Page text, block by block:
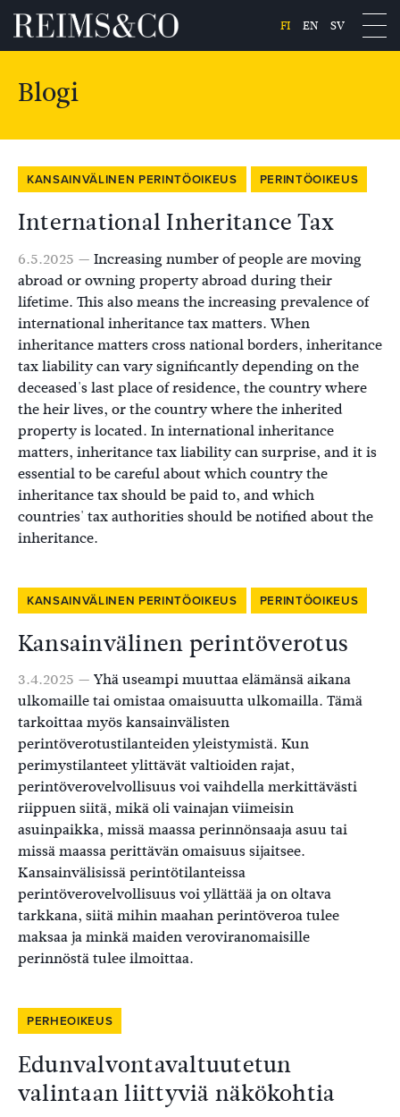
FI EN SV
Blogi
KANSAINVÄLINEN PERINTÖOIKEUS PERINTÖOIKEUS
International Inheritance Tax
6.5.2025 — Increasing number of people are moving
abroad or owning property abroad during their
lifetime. This also means the increasing prevalence of
international inheritance tax matters. When
inheritance matters cross national borders, inheritance
tax liability can vary significantly depending on the
deceased's last place of residence, the country where
the heir lives, or the country where the inherited
property is located. In international inheritance
matters, inheritance tax liability can surprise, and it is
essential to be careful about which country the
inheritance tax should be paid to, and which
countries' tax authorities should be notified about the
inheritance.
KANSAINVÄLINEN PERINTÖOIKEUS PERINTÖOIKEUS
Kansainvälinen perintöverotus
3.4.2025 — Yhä useampi muuttaa elämänsä aikana
ulkomaille tai omistaa omaisuutta ulkomailla. Tämä
tarkoittaa myös kansainvälisten
perintöverotustilanteiden yleistymistä. Kun
perimystilanteet ylittävät valtioiden rajat,
perintöverovelvollisuus voi vaihdella merkittävästi
riippuen siitä, mikä oli vainajan viimeisin
asuinpaikka, missä maassa perinnönsaaja asuu tai
missä maassa perittävän omaisuus sijaitsee.
Kansainvälisissä perintötilanteissa
perintöverovelvollisuus voi yllättää ja on oltava
tarkkana, siitä mihin maahan perintöveroa tulee
maksaa ja minkä maiden veroviranomaisille
perinnöstä tulee ilmoittaa.
PERHEOIKEUS
Edunvalvontavaltuutetun
valintaan liittyviä näkökohtia